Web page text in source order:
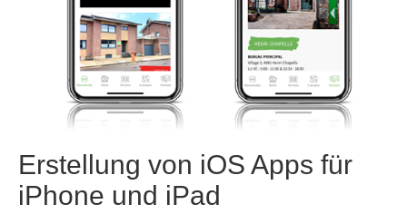
Erstellung von iOS Apps für
iPhone und iPad